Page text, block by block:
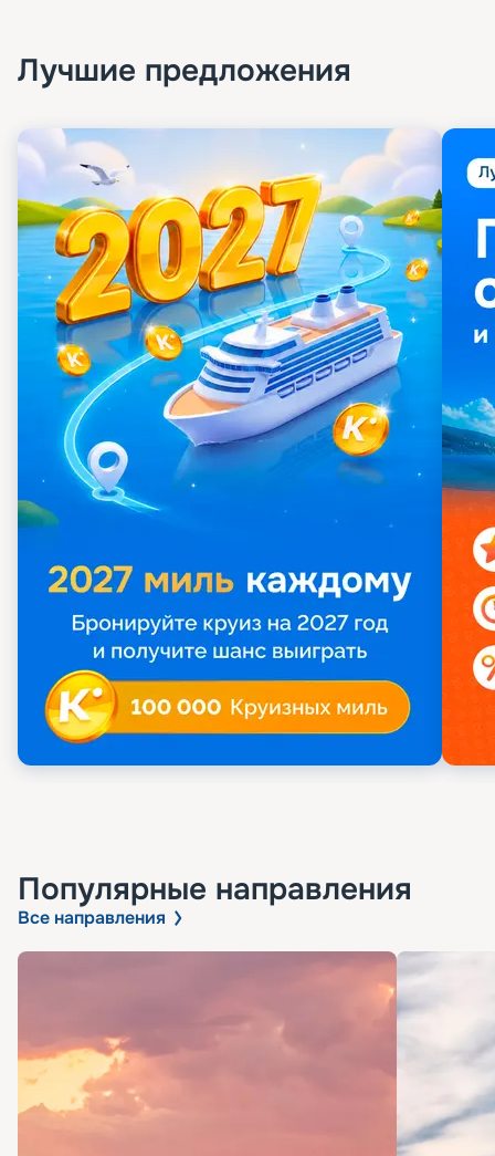
Лучшие предложения
Популярные направления
Все направления